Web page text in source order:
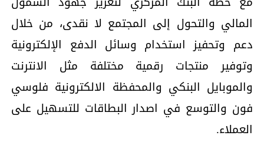
المالي والتحول إلى المجتمع لا نقدى، من خلال
دعم وتحفيز استخدام وسائل الدفع الإلكترونية
وتوفير منتجات رقمية مختلفة مثل الانترنت
والموبايل البنكي والمحفظة الالكترونية فلوسي
فون والتوسع في اصدار البطاقات للتسهيل على
العملاء.